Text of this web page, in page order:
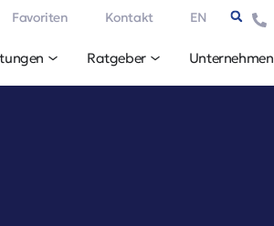
Favoriten Kontakt EN
Ratgeber Unternehmen